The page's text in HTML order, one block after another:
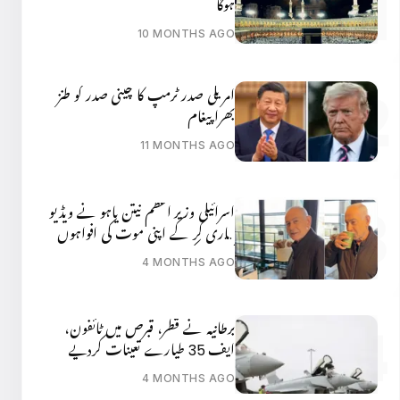
ہوگا
10 MONTHS AGO
امریکی صدر ٹرمپ کا چینی صدر کو طنز
بھرا پیغام
11 MONTHS AGO
اسرائیلی وزیر اعظم نیتن یاہو نے ویڈیو
جاری کر کے اپنی موت کی افواہوں
کی تردید کر دی
4 MONTHS AGO
برطانیہ نے قطر، قبرص میں ٹائفون،
ایف 35 طیارے تعینات کردیے
4 MONTHS AGO